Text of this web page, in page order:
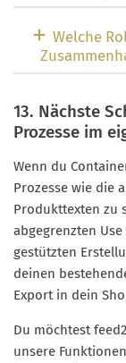
Welche
13. Nächste
Prozesse im
Wenn du
Prozesse wie die
Produkttexten zu
abgegrenzten
gestützten
deinen
Export in dein
Du möchtest
unsere